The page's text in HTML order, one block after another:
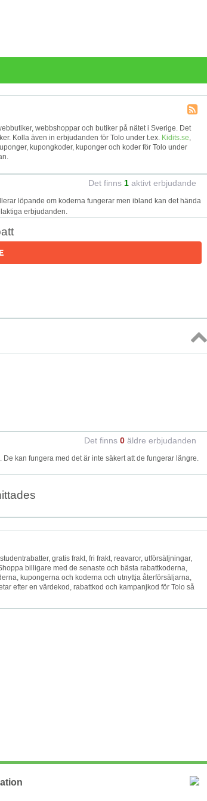
Tagg
RSS
webbshoppar och butiker på nätet i Sverige. Det
Kolla även in erbjudanden för Tolo under t.ex. Kidits.se,
kupongkoder, kuponger och koder för Tolo under
Det finns 1 aktivt erbjudande
löpande om koderna fungerar men ibland kan det hända
erbjudanden.
Topp
Det finns 0 äldre erbjudanden
kan fungera med det är inte säkert att de fungerar längre.
gratis frakt, fri frakt, reavaror, utförsäljningar,
billigare med de senaste och bästa rabattkoderna,
kupongerna och koderna och utnyttja återförsäljarna,
efter en värdekod, rabattkod och kampanjkod för Tolo så